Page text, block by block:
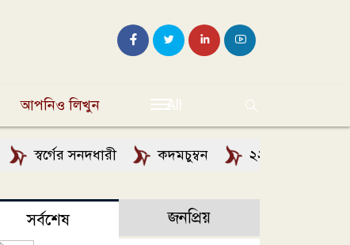
আপনিও লিখুন All
স্বর্গের সনদধারী কদমচুম্বন ২২ শ্রাবণে
সর্বশেষ জনপ্রিয়